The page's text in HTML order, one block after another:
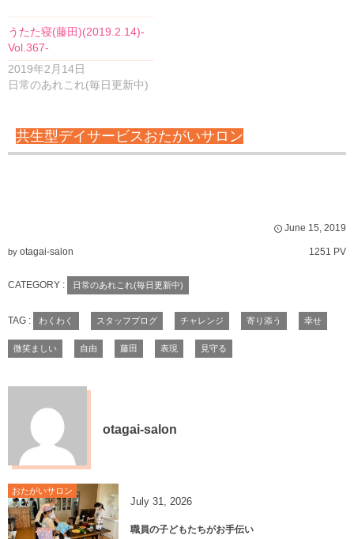
うたた寝(藤田)(2019.2.14)-
Vol.367-
2019年2月14日
日常のあれこれ(毎日更新中)
共生型デイサービスおたがいサロン
June 15, 2019
by otagai-salon 1251 PV
CATEGORY : 日常のあれこれ(毎日更新中)
TAG : わくわく スタッフブログ チャレンジ 寄り添う 幸せ
微笑ましい 自由 藤田 表現 見守る
otagai-salon
おたがいサロン
July 31, 2026
職員の子どもたちがお手伝い